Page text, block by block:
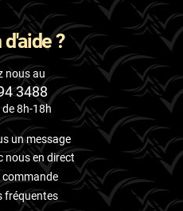
?
nous au
3488
8h-18h
un message
nous en direct
commande
fréquentes